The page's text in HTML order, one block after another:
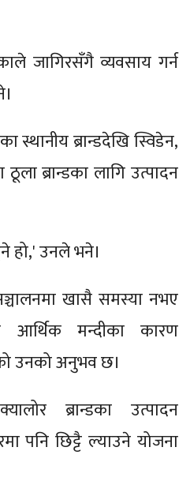
जागिरसँगै व्यवसाय गर्न
ब्रान्डदेखि स्विडेन,
ब्रान्डका लागि उत्पादन
हो,' उनले भने।
खासै समस्या नभए
आर्थिक मन्दीका कारण
उनको अनुभव छ।
ब्रान्डका उत्पादन
पनि छिट्टै ल्याउने योजना